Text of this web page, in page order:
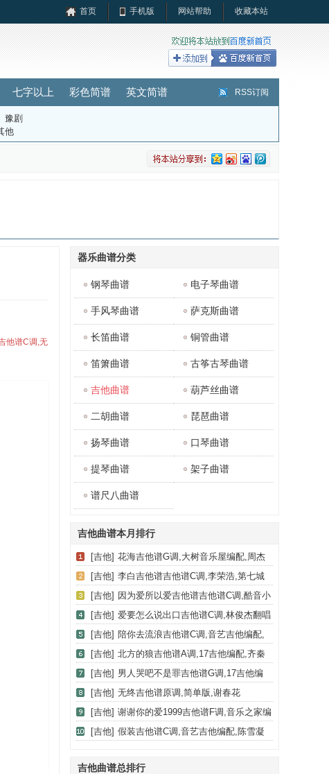
首页 手机版 网站帮助 收藏本站
七字以上 彩色简谱 英文简谱 RSS订阅
豫剧
他
他谱C调,无
器乐曲谱分类
钢琴曲谱 电子琴曲谱
手风琴曲谱 萨克斯曲谱
长笛曲谱 铜管曲谱
笛箫曲谱 古筝古琴曲谱
吉他曲谱 葫芦丝曲谱
二胡曲谱 琵琶曲谱
扬琴曲谱 口琴曲谱
提琴曲谱 架子曲谱
谱尺八曲谱
吉他曲谱本月排行
[吉他] 花海吉他谱G调,大树音乐屋编配,周杰
伦
[吉他] 李白吉他谱吉他谱C调,李荣浩,第七城
市编配
[吉他] 因为爱所以爱吉他谱吉他谱C调,酷音小
伟编谱,谢霆锋
[吉他] 爱要怎么说出口吉他谱C调,林俊杰翻唱
版本,芃文音乐编配,李宗盛
[吉他] 陪你去流浪吉他谱C调,音艺吉他编配,
薛之谦
[吉他] 北方的狼吉他谱A调,17吉他编配,齐秦
[吉他] 男人哭吧不是罪吉他谱G调,17吉他编
配,刘德华
[吉他] 无终吉他谱原调,简单版,谢春花
[吉他] 谢谢你的爱1999吉他谱F调,音乐之家编
配,谢霆锋
[吉他] 假装吉他谱C调,音艺吉他编配,陈雪凝
吉他曲谱总排行